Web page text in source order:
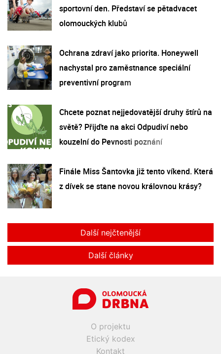
sportovní den. Představí se pětadvacet
olomouckých klubů
Ochrana zdraví jako priorita. Honeywell
nachystal pro zaměstnance speciální
preventivní program
Chcete poznat nejjedovatější druhy štírů na
světě? Přijďte na akci Odpudiví nebo
kouzelní do Pevnosti poznání
Finále Miss Šantovka již tento víkend. Která
z dívek se stane novou královnou krásy?
Další nejčtenější
Další články
O projektu
Etický kodex
Kontakt